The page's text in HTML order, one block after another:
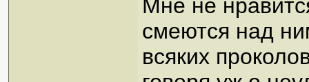
Мне не
смеются над
всяких